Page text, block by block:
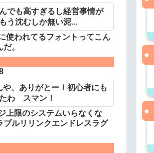
でも高すぎるし経営事情が
う沈むしか無い泥...
使われてるフォントってこん
。
や、ありがとー！初心者にも
わ スマン！
上限のシステムいらなくな
ブルリリンクエンドレスラグ